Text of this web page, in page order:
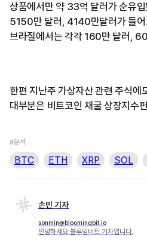
상품에서만 약 33억 달러가 순유
5150만 달러, 4140만달러가 들어
브라질에서는 각각 160만 달러,
한편 지난주 가상자산 관련 주식
대부분은 비트코인 채굴 상장지수
#분석
BTC ETH XRP SOL
손민 기자
sonmin@bloomingbit.io
안녕하세요 블루밍비트 기자입니다.